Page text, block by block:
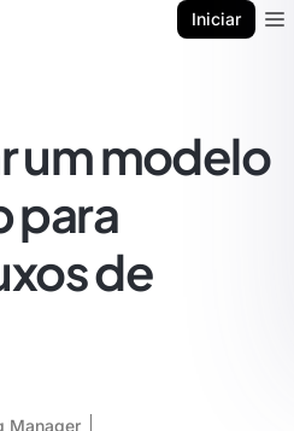
Iniciar
um modelo
para
de
Manager